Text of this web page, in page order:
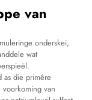
van
onderskei,
wat
as die primêre
van